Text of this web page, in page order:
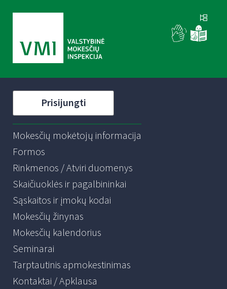
Prisijungti
Mokesčių mokėtojų informacija
Formos
Rinkmenos / Atviri duomenys
Skaičiuoklės ir pagalbininkai
Sąskaitos ir įmokų kodai
Mokesčių žinynas
Mokesčių kalendorius
Seminarai
Tarptautinis apmokestinimas
Kontaktai / Apklausa